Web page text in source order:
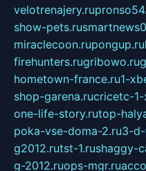
velotrenajery.ru
show-pets.ru
miraclecoon.rupongup.ru
firehunters.rugribowo.ru
hometown-france.ru1-
shop-garena.rucricetc-
one-life-story.rutop-
poka-vse-doma-2.ru3-
g2012.rutst-1.rushaggy-
g-2012.ruops-mgr.ru